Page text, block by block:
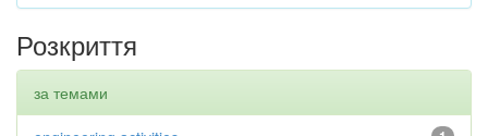
Розкриття
за темами